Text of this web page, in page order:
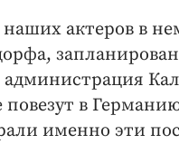
наших актеров в
повезут в
именно эти